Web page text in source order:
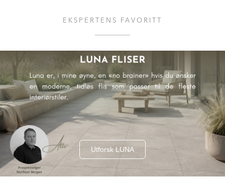
EKSPERTENS FAVORITT
Utforsk LUNA